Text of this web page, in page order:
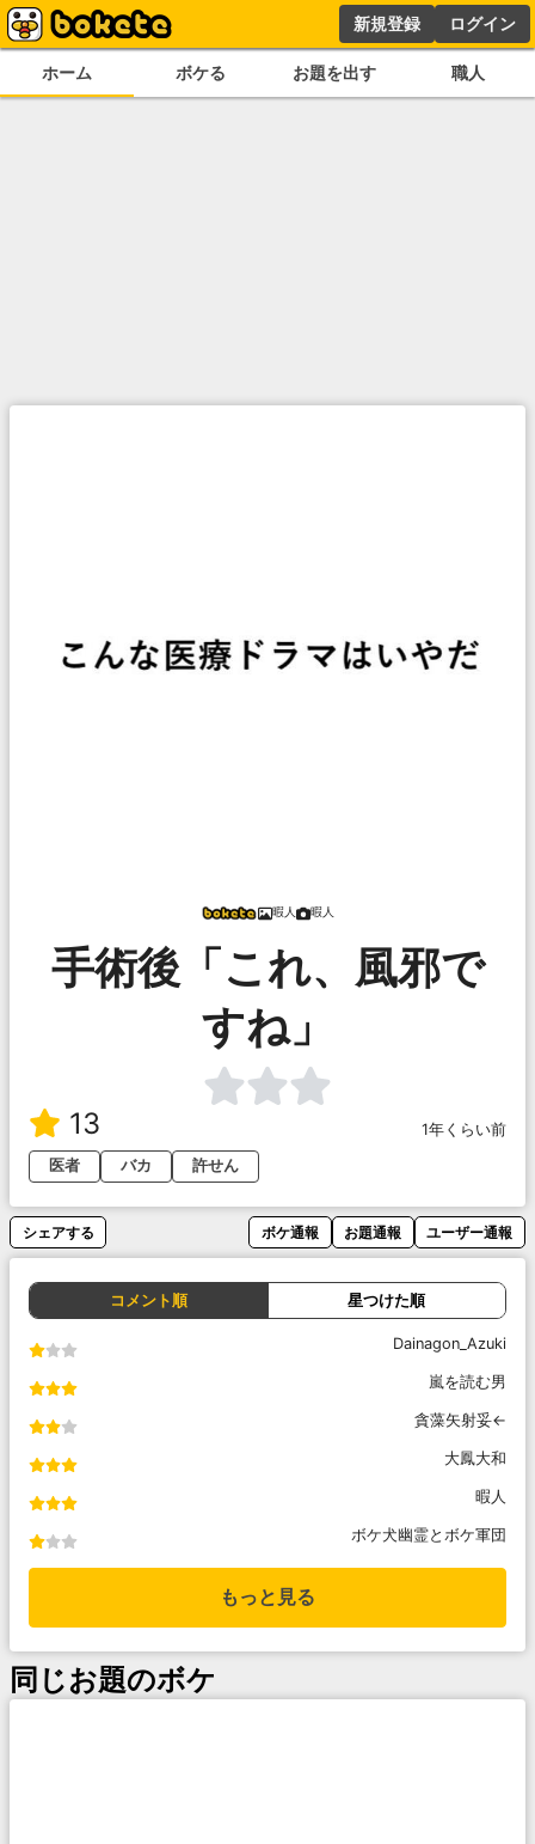
新規登録 ログイン
ホーム ボケる お題を出す 職人
暇人 暇人
手術後「これ、風邪で
すね」
13
1年くらい前
医者
バカ 許せん
シェアする ボケ通報 お題通報 ユーザー通報
コメント順 星つけた順
Dainagon_Azuki
嵐を読む男
貪藻矢射妥←
大鳳大和
暇人
ボケ犬幽霊とボケ軍団
もっと見る
同じお題のボケ